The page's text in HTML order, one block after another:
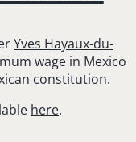
Yves Hayaux-du-
wage in Mexico
constitution.
here.